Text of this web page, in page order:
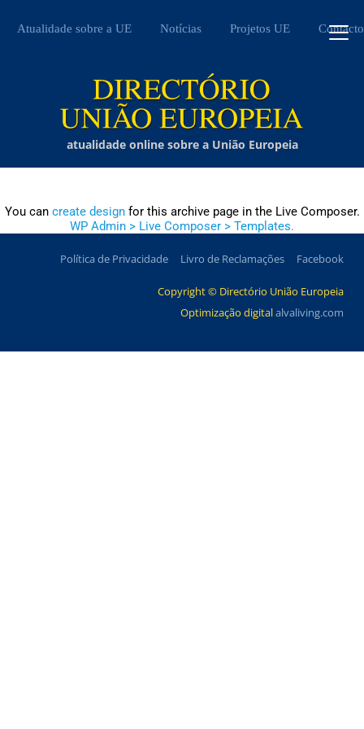
Atualidade sobre a UE Notícias Projetos UE Contacto
atualidade online sobre a União Europeia
You can create designfor this archive page in the Live Composer.
WP Admin > Live Composer > Templates.
Política de Privacidade Livro de Reclamações Facebook
Copyright © Directório União Europeia
Optimização digitalalvaliving.com